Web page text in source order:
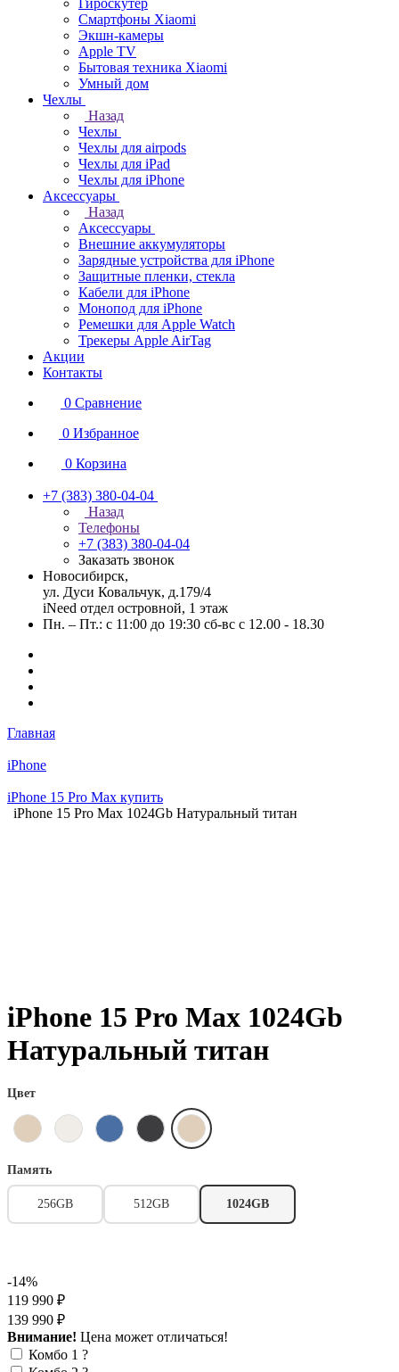
Смартфоны Xiaomi
Экшн-камеры
Apple TV
Бытовая техника Xiaomi
Умный дом
Чехлы
Назад
Чехлы
Чехлы для airpods
Чехлы для iPad
Чехлы для iPhone
Аксессуары
Назад
Аксессуары
Внешние аккумуляторы
Зарядные устройства для iPhone
Защитные пленки, стекла
Кабели для iPhone
Монопод для iPhone
Ремешки для Apple Watch
Трекеры Apple AirTag
Акции
Контакты
0 Сравнение
0 Избранное
0 Корзина
+7 (383) 380-04-04
Назад
Телефоны
+7 (383) 380-04-04
Заказать звонок
Новосибирск,
ул. Дуси Ковальчук, д.179/4
iNeed отдел островной, 1 этаж
Пн. – Пт.: с 11:00 до 19:30 сб-вс с 12.00 - 18.30
Главная
iPhone
iPhone 15 Pro Max купить
iPhone 15 Pro Max 1024Gb Натуральный титан
iPhone 15 Pro Max 1024Gb
Натуральный титан
Цвет
Память
256GB 512GB 1024GB
-14%
119 990 ₽
139 990 ₽
Внимание! Цена может отличаться!
Комбо 1 ?